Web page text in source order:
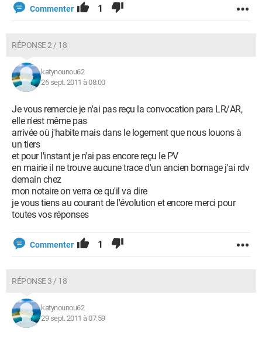
Commenter 1
RÉPONSE 2 / 18
katynounou62
26 sept. 2011 à 08:00
Je vous remercie je n'ai pas reçu la convocation para LR/AR,
elle n'est même pas
arrivée où j'habite mais dans le logement que nous louons à
un tiers
et pour l'instant je n'ai pas encore reçu le PV
en mairie il ne trouve aucune trace d'un ancien bornage j'ai rdv
demain chez
mon notaire on verra ce qu'il va dire
je vous tiens au courant de l'évolution et encore merci pour
toutes vos réponses
Commenter 1
RÉPONSE 3 / 18
katynounou62
29 sept. 2011 à 07:59